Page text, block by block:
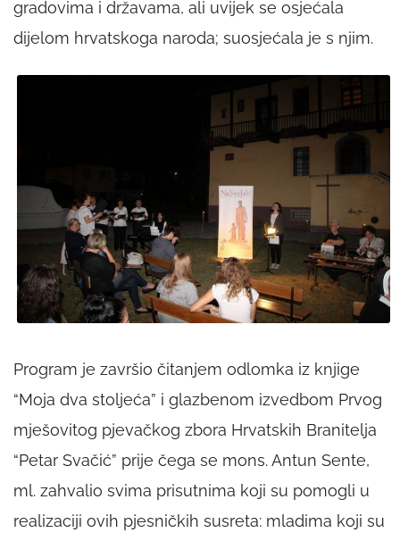
gradovima i državama, ali uvijek se osjećala
dijelom hrvatskoga naroda; suosjećala je s njim.
Program je završio čitanjem odlomka iz knjige
“Moja dva stoljeća” i glazbenom izvedbom Prvog
mješovitog pjevačkog zbora Hrvatskih Branitelja
“Petar Svačić” prije čega se mons. Antun Sente,
ml. zahvalio svima prisutnima koji su pomogli u
realizaciji ovih pjesničkih susreta: mladima koji su